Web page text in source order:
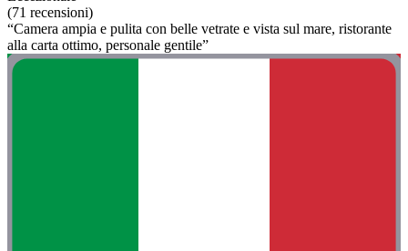
(71 recensioni)
“Camera ampia e pulita con belle vetrate e vista sul mare, ristorante
alla carta ottimo, personale gentile”